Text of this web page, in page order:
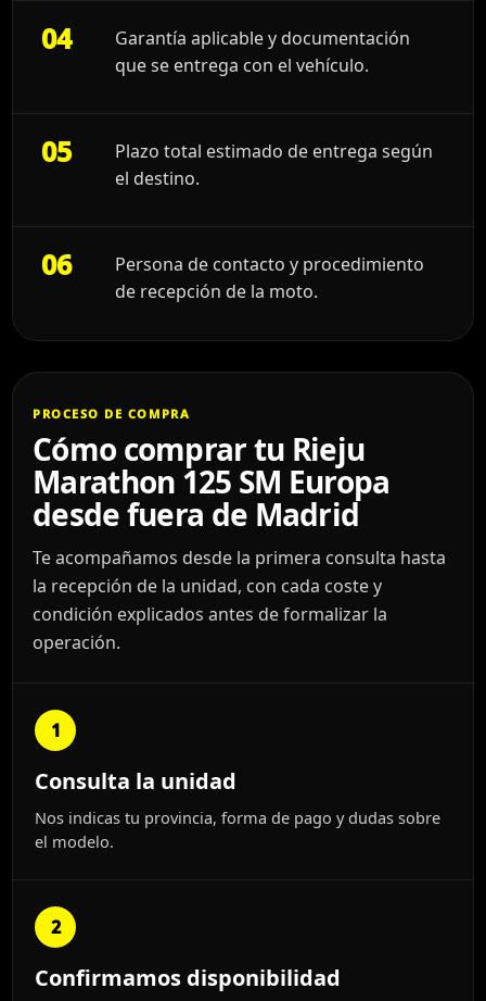
04
Garantía aplicable y documentación
que se entrega con el vehículo.
05
Plazo total estimado de entrega según
el destino.
06
Persona de contacto y procedimiento
de recepción de la moto.
PROCESO DE COMPRA
Cómo comprar tu Rieju
Marathon 125 SM Europa
desde fuera de Madrid
Te acompañamos desde la primera consulta hasta
la recepción de la unidad, con cada coste y
condición explicados antes de formalizar la
operación.
1
Consulta la unidad
Nos indicas tu provincia, forma de pago y dudas sobre
el modelo.
2
Confirmamos disponibilidad